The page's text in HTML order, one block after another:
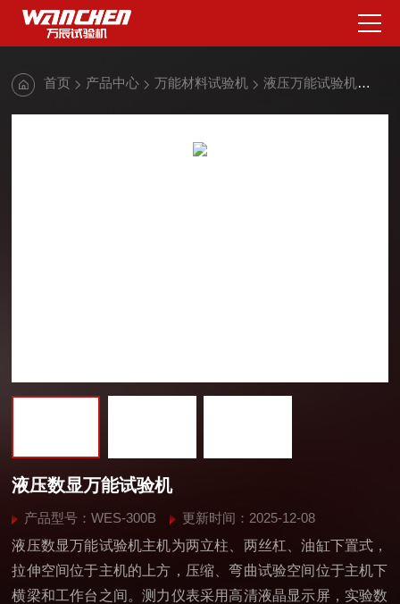
首页 产品中心 万能材料试验机 液压万能试验机
液压数显万能试验机
产品型号：WES-300B
更新时间：2025-12-08
液压数显万能试验机主机为两立柱、两丝杠、油缸下置式，
拉伸空间位于主机的上方，压缩、弯曲试验空间位于主机下
横梁和工作台之间。测力仪表采用高清液晶显示屏，实验数